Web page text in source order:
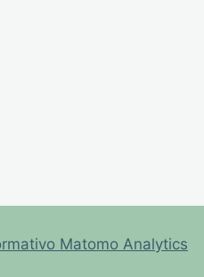
Matomo Analytics